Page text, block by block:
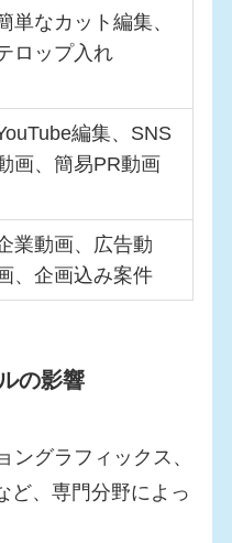
単なカット編集、
ロップ入れ
編集、SNS
画、簡易PR動画
業動画、広告動
、企画込み案件
の影響
ングラフィックス、
ど、専門分野によっ